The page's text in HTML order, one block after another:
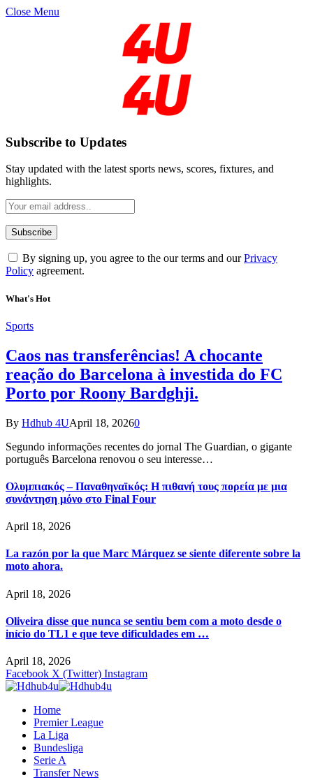
Close Menu
Subscribe to Updates
Stay updated with the latest sports news, scores, fixtures, and
highlights.
By signing up, you agree to the our terms and ourPrivacy
Policy agreement.
What's Hot
Sports
Caos nas transferências! A chocante
reação do Barcelona à investida do FC
Porto por Roony Bardghji.
By Hdhub 4UApril 18, 20260
Segundo informações recentes do jornal The Guardian, o gigante
português Barcelona renovou o seu interesse…
Ολυμπιακός – Παναθηναϊκός: Η πιθανή τους πορεία με μια
συνάντηση μόνο στο Final Four
April 18, 2026
La razón por la que Marc Márquez se siente diferente sobre la
moto ahora.
April 18, 2026
Oliveira disse que nunca se sentiu bem com a moto desde o
início do TL1 e que teve dificuldades em …
April 18, 2026
Facebook X (Twitter) Instagram
Home
Premier League
La Liga
Bundesliga
Serie A
Transfer News